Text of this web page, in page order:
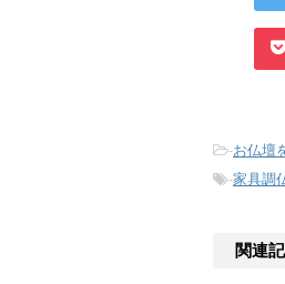
-お仏壇
-家具調
関連